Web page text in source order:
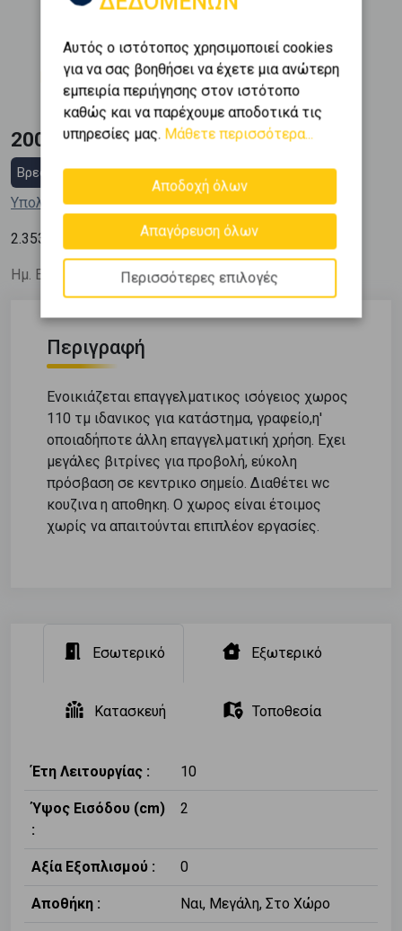
Όροφος
Κατασκευή
1993
200.000 €
Βρες στεγαστικό δάνειο
Υπολόγισε τη δόση μου
2.353
Ημ. Ενημέρωσης: 18/07/26
Περιγραφή
Ενοικιάζεται επαγγελματικος ισόγειος χωρος
110 τμ ιδανικος για κατάστημα, γραφείο,η'
οποιαδήποτε άλλη επαγγελματική χρήση. Εχει
μεγάλες βιτρίνες για προβολή, εύκολη
πρόσβαση σε κεντρικο σημείο. Διαθέτει wc
κουζινα η αποθηκη. Ο χωρος είναι έτοιμος
χωρίς να απαιτούνται επιπλέον εργασίες.
Εσωτερικό Εξωτερικό
Κατασκευή Τοποθεσία
Έτη Λειτουργίας : 10
Ύψος Εισόδου (cm)
:
2
Αξία Εξοπλισμού : 0
Αποθήκη : Ναι, Μεγάλη, Στο Χώρο
Αυτός ο ιστότοπος χρησιμοποιεί cookies
για να σας βοηθήσει να έχετε μια ανώτερη
εμπειρία περιήγησης στον ιστότοπο
καθώς και να παρέχουμε αποδοτικά τις
υπηρεσίες μας. Μάθετε περισσότερα...
Αποδοχή όλων
Απαγόρευση όλων
Περισσότερες επιλογές